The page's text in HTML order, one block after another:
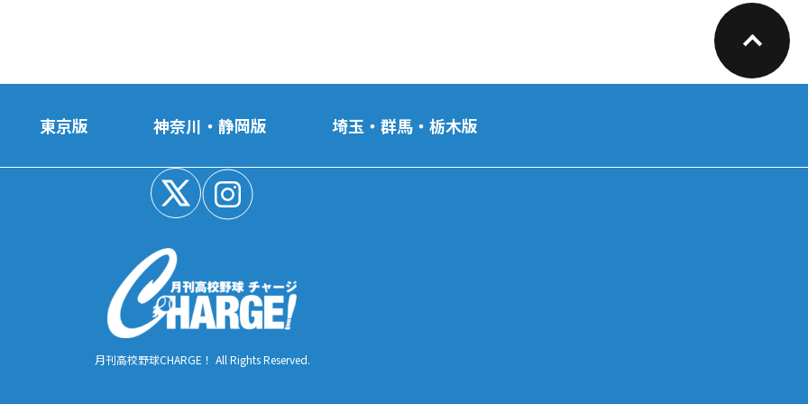
東京版 神奈川・静岡版 埼玉・群馬・栃木版
月刊高校野球CHARGE！ All Rights Reserved.